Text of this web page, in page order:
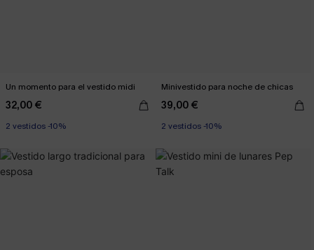
Un momento para el vestido midi
32,00 €
2 vestidos -10%
Minivestido para noche de chicas
39,00 €
2 vestidos -10%